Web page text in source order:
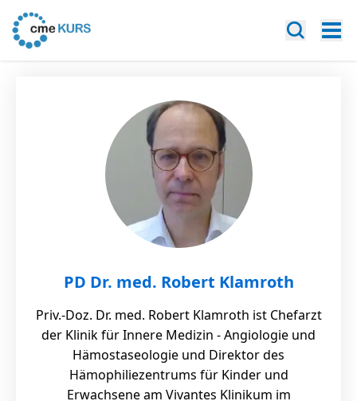
PD Dr. med. Robert Klamroth
Priv.-Doz. Dr. med. Robert Klamroth ist Chefarzt
der Klinik für Innere Medizin - Angiologie und
Hämostaseologie und Direktor des
Hämophiliezentrums für Kinder und
Erwachsene am Vivantes Klinikum im